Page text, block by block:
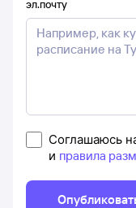
эл.почту
Соглашаюсь
и правила